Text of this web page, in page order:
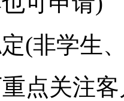
(非学生
点关注